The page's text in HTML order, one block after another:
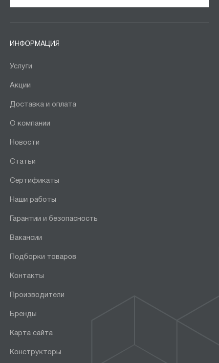
ИНФОРМАЦИЯ
Услуги
Акции
Доставка и оплата
О компании
Новости
Статьи
Сертификаты
Наши работы
Гарантии и безопасность
Вакансии
Подборки товаров
Контакты
Производители
Бренды
Карта сайта
Конструкторы